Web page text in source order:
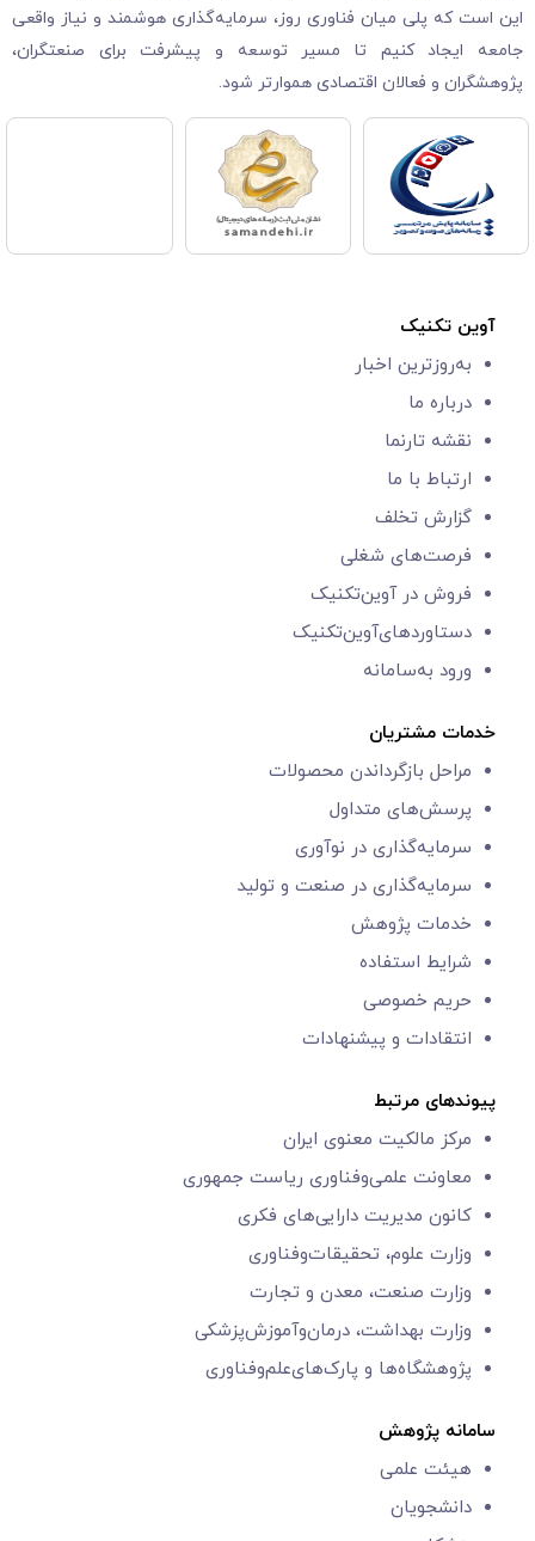
این است که پلی میان فناوری روز، سرمایه‌گذاری هوشمند و نیاز واقعی
جامعه ایجاد کنیم تا مسیر توسعه و پیشرفت برای صنعتگران،
پژوهشگران و فعالان اقتصادی هموارتر شود.
آوین تکنیک
به‌روزترین اخبار
درباره ما
نقشه تارنما
ارتباط با ما
گزارش‌ تخلف
فرصت‌های شغلی
فروش در آوین‌تکنیک
دستاوردهای‌آوین‌تکنیک
ورود به‌سامانه
خدمات مشتریان
مراحل بازگرداندن محصولات
پرسش‌های متداول
سرمایه‌گذاری در نوآوری
سرمایه‌گذاری در صنعت و تولید
خدمات پژوهش
شرایط استفاده
حریم خصوصی
انتقادات و پیشنهادات
پیوندهای مرتبط
مرکز مالکیت معنوی ایران
معاونت علمی‌و‌فناوری ریاست جمهوری
کانون مدیریت دارایی‌های فکری
وزارت علوم، تحقیقات‌وفناوری
وزارت صنعت، معدن و تجارت
وزارت بهداشت، درمان‌وآموزش‌پزشکی
پژوهشگاه‌ها و پارک‌های‌‌علم‌‌و‌فناوری
سامانه پژوهش
هیئت علمی
دانشجویان